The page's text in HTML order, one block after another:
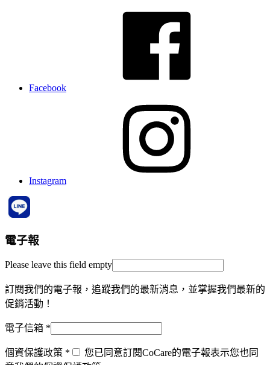
Facebook
Instagram
電子報
Please leave this field empty
訂閱我們的電子報，追蹤我們的最新消息，並掌握我們最新的
促銷活動！
電子信箱 *
個資保護政策 *
您已同意訂閱CoCare的電子報表示您也同